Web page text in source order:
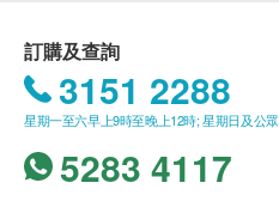
甲種胎蛋白 (肝癌)
癌抗原15.3 (乳癌)
癌抗原 19.9 (胰臟)
鱗狀細胞癌抗原
高血壓、冠心病等慢性病
水正常服藥。糖尿病患者
後及時服藥，以降低漏服風
5.合理空腹：
進行血生化檢查、腹部超
大健康可安排醫護人員
如果商戶頁面與體檢計
文、英文三個版本有任
繁體中文版本為準。
抽血時間段：上午7：00-10：00
深圳市福田區泰然七路 25 號
營業時間：週二至週日 07:50-
抽血時間段：上午7：50-10：00
訂購及查詢
3151 2288
星期一至六早上9時至晚上12時; 星期日及公
5283 4117